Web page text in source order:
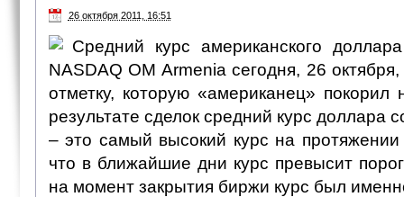
26 октября 2011, 16:51
Средний курс американского
NASDAQ OM Armenia сегодня, 26
отметку, которую «американец»
результате сделок средний курс доллара
– это самый высокий курс на
что в ближайшие дни курс превысит
на момент закрытия биржи курс был